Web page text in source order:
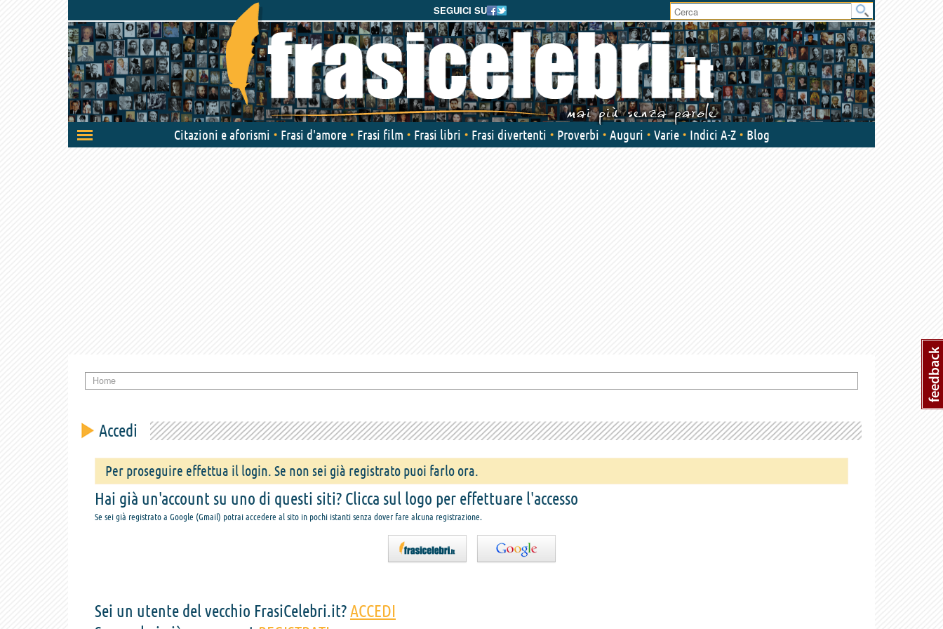
SEGUICI SU
Attiva/disattiva
navigazione
Citazioni e aforismi Frasi d'amore Frasi film Frasi libri Frasi divertenti Proverbi Auguri Varie Indici A-Z Blog
Home
Accedi
Per proseguire effettua il login. Se non sei già registrato puoi farlo ora.
Hai già un'account su uno di questi siti? Clicca sul logo per effettuare l'accesso
Se sei già registrato a Google (Gmail) potrai accedere al sito in pochi istanti senza dover fare alcuna registrazione.
Sei un utente del vecchio FrasiCelebri.it?ACCEDI